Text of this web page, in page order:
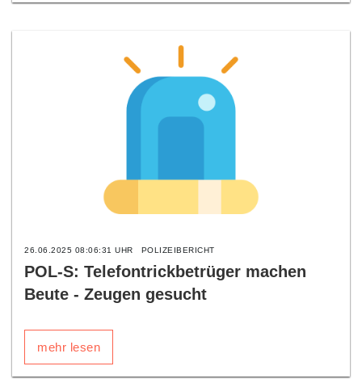
26.06.2025 08:06:31 UHR POLIZEIBERICHT
POL-S: Telefontrickbetrüger machen
Beute - Zeugen gesucht
mehr lesen